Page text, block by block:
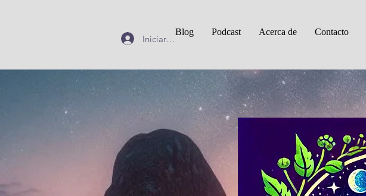
Blog Podcast Acerca de Contacto
Iniciar sesión